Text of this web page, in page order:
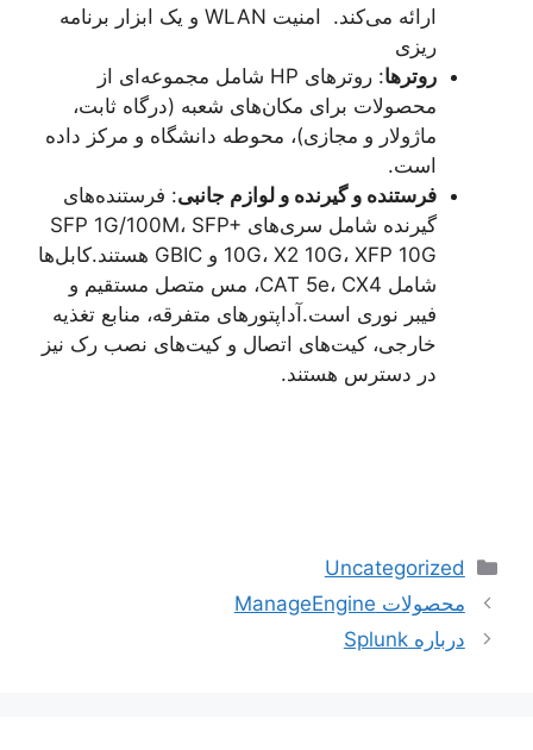
ارائه می‌کند. امنیت WLAN و یک ابزار برنامه
ریزی
روترها
: روترهای HP شامل مجموعه‌ای از
محصولات برای مکان‌های شعبه (درگاه ثابت،
ماژولار و مجازی)، محوطه دانشگاه و مرکز داده
است.
فرستنده و گیرنده و لوازم جانبی: فرستنده‌های
گیرنده شامل سری‌های SFP 1G/100M، SFP+
10G، X2 10G، XFP 10G و GBIC هستند.کابل‌ها
شامل CAT 5e، CX4، مس متصل مستقیم و
فیبر نوری است.آداپتورهای متفرقه، منابع تغذیه
خارجی، کیت‌های اتصال و کیت‌های نصب رک نیز
در دسترس هستند.
دسته‌ها
Uncategorized
ناوبری
نوشته‌ها
محصولات ManageEngine
درباره Splunk